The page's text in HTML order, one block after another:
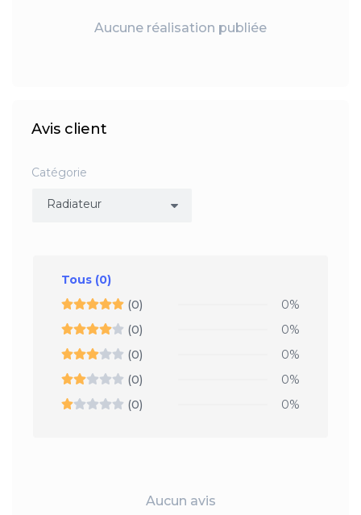
Aucune réalisation publiée
Avis client
Catégorie
Tous (0)
(0)
0%
(0)
0%
(0)
0%
(0)
0%
(0)
0%
Aucun avis